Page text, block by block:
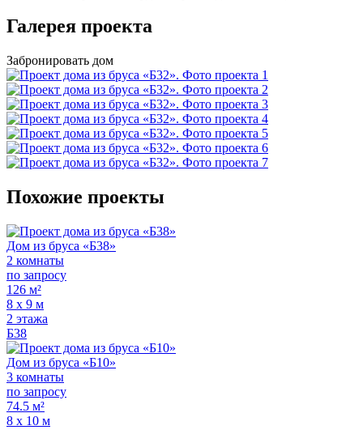
Галерея проекта
Забронировать дом
Похожие проекты
Дом из бруса «Б38»
2 комнаты
по запросу
126 м²
8 х 9 м
2 этажа
Б38
Дом из бруса «Б10»
3 комнаты
по запросу
74.5 м²
8 х 10 м